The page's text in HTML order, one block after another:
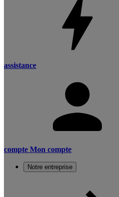
assistance
compte Mon compte
Notre entreprise